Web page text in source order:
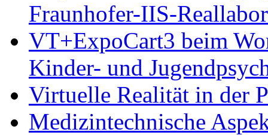
Fraunhofer-IIS-
VT+ExpoCart3 beim
Kinder- und
Virtuelle Realität in der
Medizintechnische